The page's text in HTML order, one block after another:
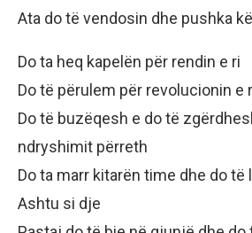
Ata do të vendosin dhe pushka
Do ta heq kapelën për rendin e ri
Do të përulem për revolucionin e
Do të buzëqesh e do të
ndryshimit përreth
Do ta marr kitarën time dhe do të
Ashtu si dje